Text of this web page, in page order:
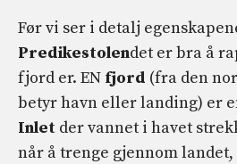
Før vi ser i detalj
Predikestolendet er bra å
fjord er. EN fjord (fra den
betyr havn eller landing) er
Inlet der vannet i havet
når å trenge gjennom landet,